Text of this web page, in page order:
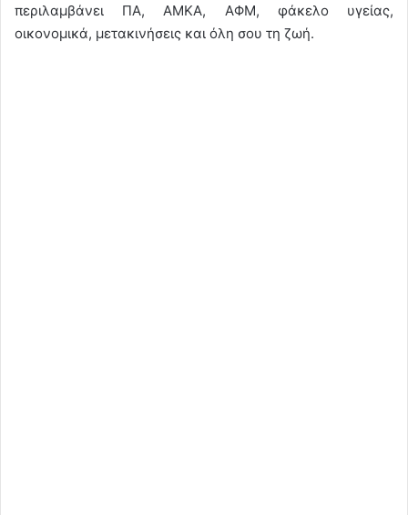
περιλαμβάνει ΠΑ, ΑΜΚΑ, ΑΦΜ, φάκελο υγείας,
οικονομικά, μετακινήσεις και όλη σου τη ζωή.